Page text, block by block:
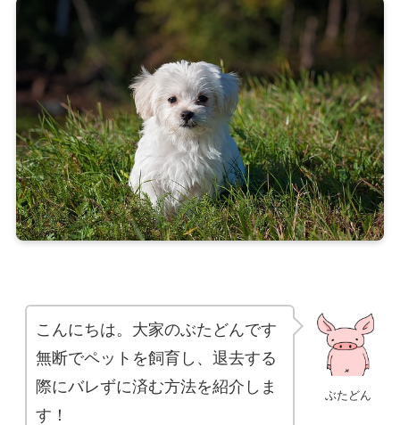
ぶたどん
こんにちは。大家のぶたどんです
無断でペットを飼育し、退去する
際にバレずに済む方法を紹介しま
す！